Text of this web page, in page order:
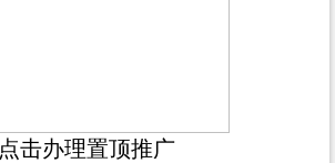
点击办理置顶推广